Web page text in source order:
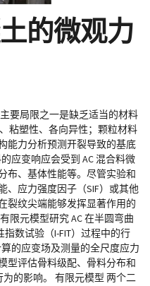
的微观力
要局限之一是缺乏适当的材料
粘塑性、各向异性；颗粒材料
能力分析预测开裂导致的基底
应变响应会受到 AC 混合料微
布、基体性能等。尽管实验和
、应力强度因子（SIF）或其他
裂纹尖端能够发挥显著作用的
限元模型研究 AC 在半圆弯曲
指数试验（I-FIT）过程中的行
的应变场及测量的全尺度应力
型评估骨料级配、骨料分布和
的影响。 有限元模型 两个二